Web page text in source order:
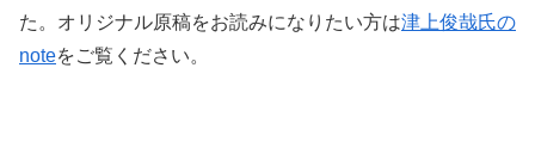
た。オリジナル原稿をお読みになりたい方は津上俊哉氏の
noteをご覧ください。